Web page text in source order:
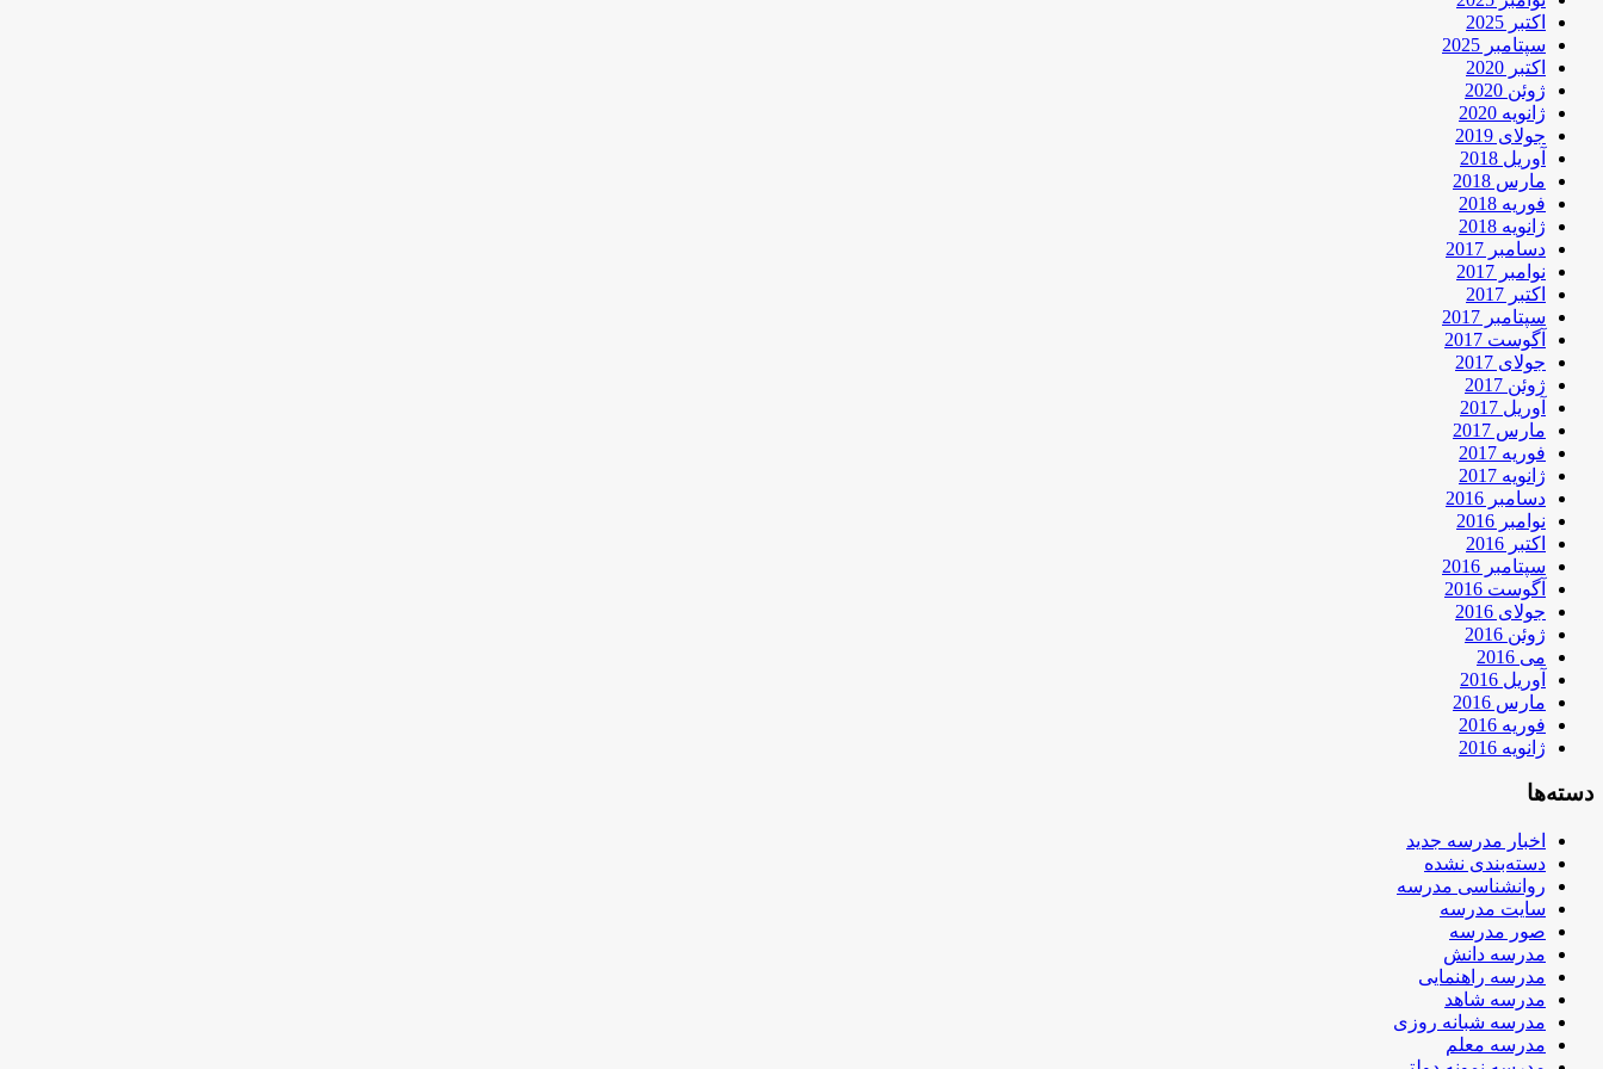
اکتبر 2025
سپتامبر 2025
اکتبر 2020
ژوئن 2020
ژانویه 2020
جولای 2019
آوریل 2018
مارس 2018
فوریه 2018
ژانویه 2018
دسامبر 2017
نوامبر 2017
اکتبر 2017
سپتامبر 2017
آگوست 2017
جولای 2017
ژوئن 2017
آوریل 2017
مارس 2017
فوریه 2017
ژانویه 2017
دسامبر 2016
نوامبر 2016
اکتبر 2016
سپتامبر 2016
آگوست 2016
جولای 2016
ژوئن 2016
می 2016
آوریل 2016
مارس 2016
فوریه 2016
ژانویه 2016
دسته‌ها
اخبار مدرسه جدید
دسته‌بندی نشده
روانشناسی مدرسه
سایت مدرسه
صور مدرسه
مدرسه دانش
مدرسه راهنمایی
مدرسه شاهد
مدرسه شبانه روزی
مدرسه معلم